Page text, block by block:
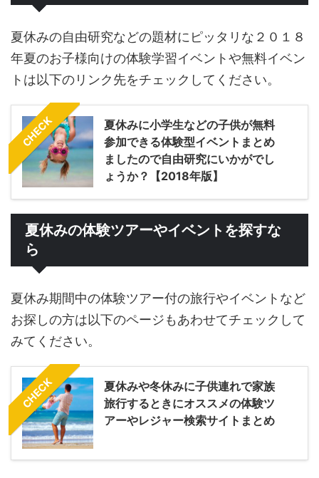
夏休みの自由研究などの題材にピッタリな２０１８
年夏のお子様向けの体験学習イベントや無料イベン
トは以下のリンク先をチェックしてください。
CHECK
夏休みに小学生などの子供が無料
参加できる体験型イベントまとめ
ましたので自由研究にいかがでし
ょうか？【2018年版】
夏休みの体験ツアーやイベントを探すな
ら
夏休み期間中の体験ツアー付の旅行やイベントなど
お探しの方は以下のページもあわせてチェックして
みてください。
CHECK
夏休みや冬休みに子供連れで家族
旅行するときにオススメの体験ツ
アーやレジャー検索サイトまとめ